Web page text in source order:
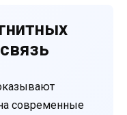
современные